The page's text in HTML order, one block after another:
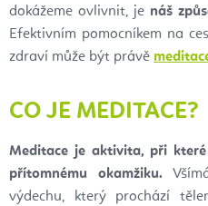
dokážeme ovlivnit, je náš
Efektivním pomocníkem na
zdraví může být právě
CO JE MEDITACE?
Meditace je aktivita, při
přítomnému okamžiku.
výdechu, který prochází